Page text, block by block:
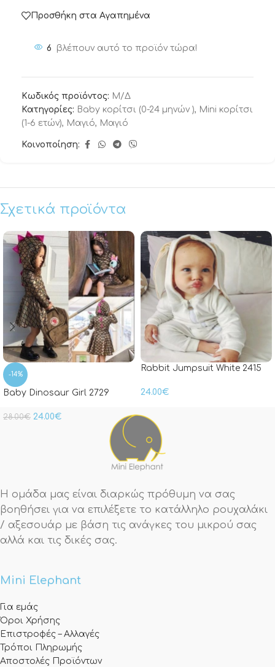
Προσθήκη στα Αγαπημένα
6 βλέπουν αυτό το προϊόν τώρα!
Κωδικός προϊόντος: Μ/Δ
Κατηγορίες: Baby κορίτσι (0-24 μηνών ), Mini κορίτσι
(1-6 ετών), Μαγιό, Μαγιό
Κοινοποίηση:
Σχετικά προϊόντα
-14%
Baby Dinosaur Girl 2729
28.00€ 24.00€
Rabbit Jumpsuit White 2415
24.00€
Η ομάδα μας είναι διαρκώς πρόθυμη να σας
βοηθήσει για να επιλέξετε το κατάλληλο ρουχαλάκι
/ αξεσουάρ με βάση τις ανάγκες του μικρού σας
αλλά και τις δικές σας.
Mini Elephant
Για εμάς
Όροι Χρήσης
Επιστροφές – Αλλαγές
Τρόποι Πληρωμής
Αποστολές Προϊόντων